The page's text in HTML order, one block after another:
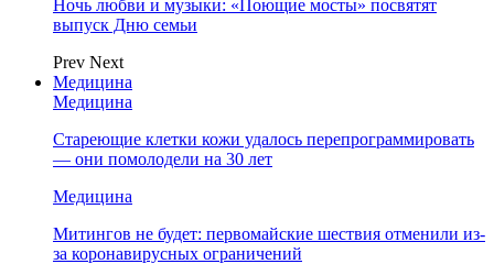
Ночь любви и музыки: «Поющие мосты» посвятят
выпуск Дню семьи
Prev Next
Медицина
Медицина
Стареющие клетки кожи удалось перепрограммировать
— они помолодели на 30 лет
Медицина
Митингов не будет: первомайские шествия отменили из-
за коронавирусных ограничений